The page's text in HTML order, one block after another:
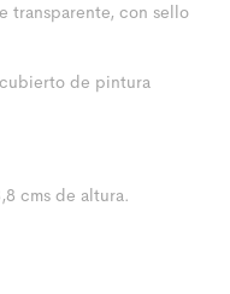
transparente, con sello
de pintura
cms de altura.